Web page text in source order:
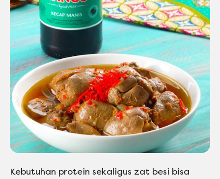
Kebutuhan protein sekaligus zat besi bisa